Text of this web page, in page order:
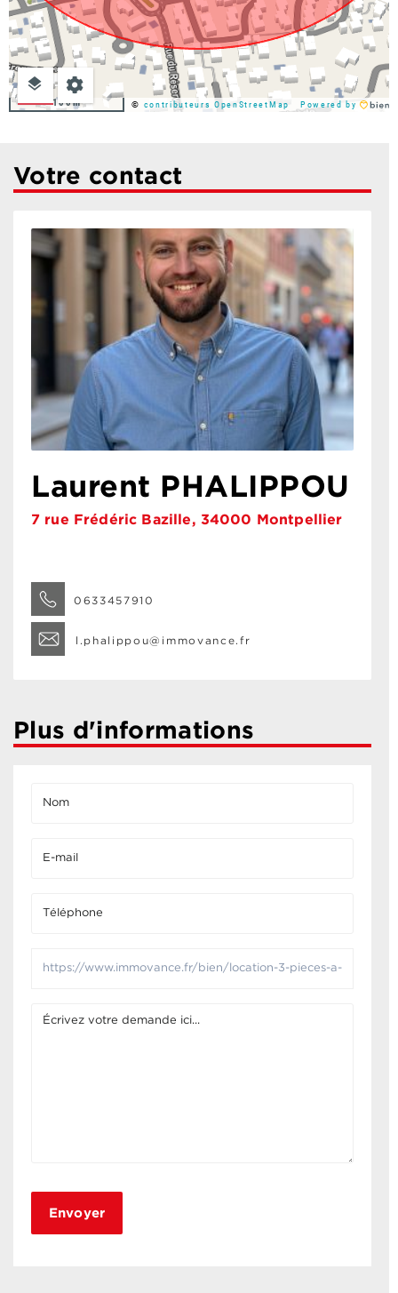
100m © contributeurs OpenStreetMap Powered by
Votre contact
Laurent PHALIPPOU
7 rue Frédéric Bazille, 34000 Montpellier
0633457910
l.phalippou@immovance.fr
Plus d'informations